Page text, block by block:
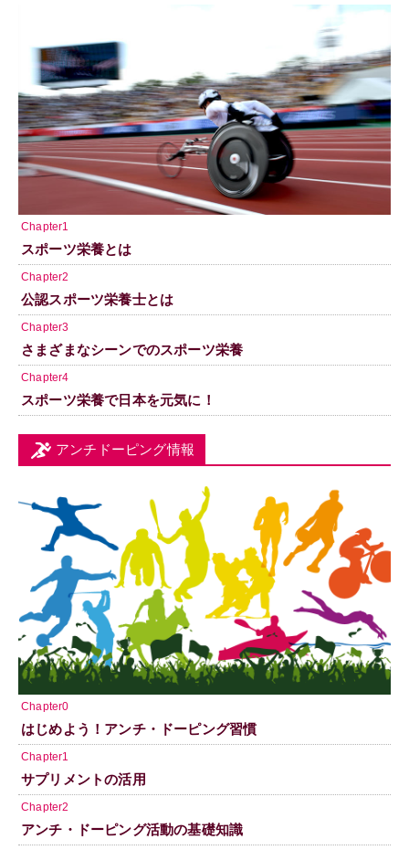
Chapter1
スポーツ栄養とは
Chapter2
公認スポーツ栄養士とは
Chapter3
さまざまなシーンでのスポーツ栄養
Chapter4
スポーツ栄養で日本を元気に！
アンチドーピング情報
Chapter0
はじめよう！アンチ・ドーピング習慣
Chapter1
サプリメントの活用
Chapter2
アンチ・ドーピング活動の基礎知識